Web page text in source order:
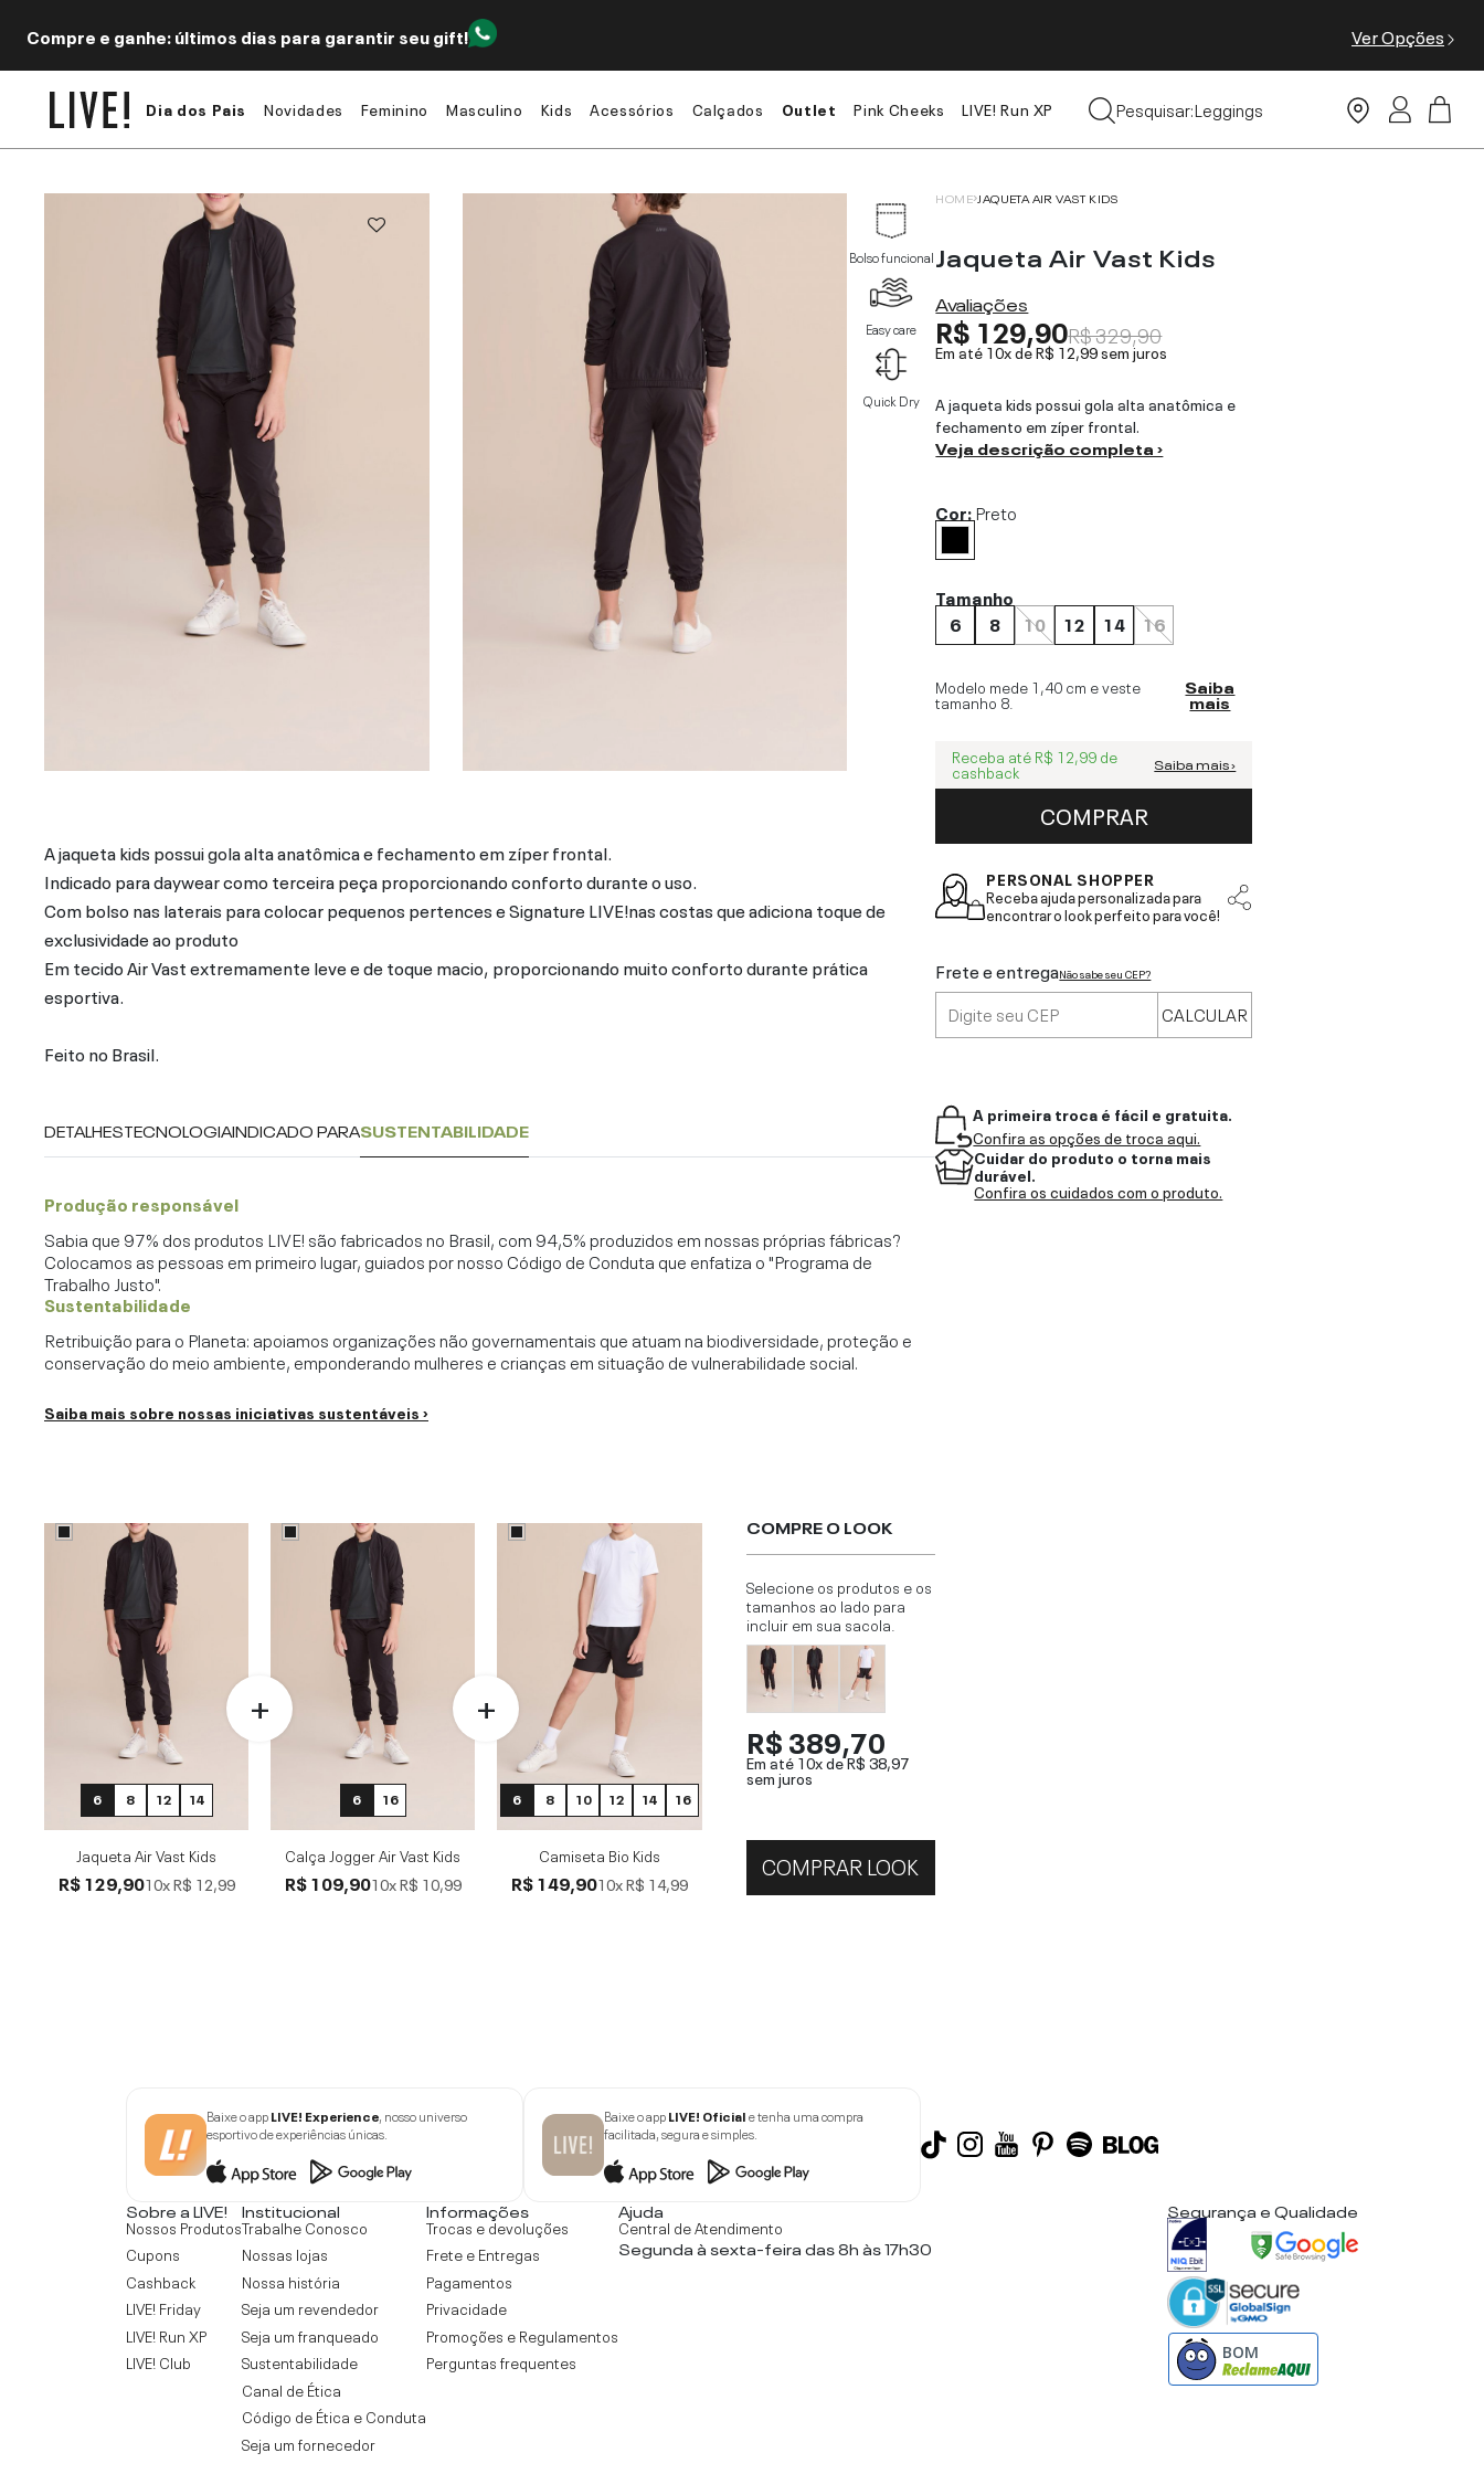
Compre e ganhe: últimos dias para garantir seu gift! Ver Opções
Dia dos Pais Novidades Feminino Masculino Kids Acessórios Calçados Outlet Pink Cheeks LIVE! Run XP
Pesquisar:
Tops
Leggings
Bolso funcional
Easy care
Quick Dry
A jaqueta kids possui gola alta anatômica e fechamento em zíper frontal.
Indicado para daywear como terceira peça proporcionando conforto durante o uso.
Com bolso nas laterais para colocar pequenos pertences e Signature LIVE!nas costas que adiciona toque de
exclusividade ao produto
Em tecido Air Vast extremamente leve e de toque macio, proporcionando muito conforto durante prática
esportiva.
Feito no Brasil.
DETALHESTECNOLOGIAINDICADO PARASUSTENTABILIDADE
Produção responsável
Sabia que 97% dos produtos LIVE! são fabricados no Brasil, com 94,5% produzidos em nossas próprias fábricas?
Colocamos as pessoas em primeiro lugar, guiados por nosso Código de Conduta que enfatiza o "Programa de
Trabalho Justo".
Sustentabilidade
Retribuição para o Planeta: apoiamos organizações não governamentais que atuam na biodiversidade, proteção e
conservação do meio ambiente, emponderando mulheres e crianças em situação de vulnerabilidade social.
Saiba mais sobre nossas iniciativas sustentáveis ›
6 8 12 14
Jaqueta Air Vast Kids
R$ 129,9010xR$ 12,99
6 16
Calça Jogger Air Vast Kids
R$ 109,9010xR$ 10,99
6 8 10 12 14 16
Camiseta Bio Kids
R$ 149,9010xR$ 14,99
COMPRE O LOOK
Selecione os produtos e os
tamanhos ao lado para
incluir em sua sacola.
R$ 389,70
Em até 10x deR$ 38,97
sem juros
COMPRAR LOOK
HOME JAQUETA AIR VAST KIDS
Jaqueta Air Vast Kids
Avaliações
R$ 129,90R$ 329,90
Em até 10x deR$ 12,99sem juros
A jaqueta kids possui gola alta anatômica e
fechamento em zíper frontal.
Veja descrição completa ›
Cor:Preto
Tamanho
6
8 10 12 14 16
Modelo mede 1,40 cm e veste
tamanho 8
Saiba
mais
Receba até R$ 12,99 de
cashback Saiba mais ›
COMPRAR
PERSONAL SHOPPER
Receba ajuda personalizada para
encontrar o look perfeito para você!
Frete e entregaNão sabe seu CEP?
CALCULAR
A primeira troca é fácil e gratuita.
Confira as opções de troca aqui.
Cuidar do produto o torna mais
durável.
Confira os cuidados com o produto.
Baixe o appLIVE! Experience, nosso universo
esportivo de experiências únicas.
Baixe o appLIVE! Oficiale tenha uma compra
facilitada, segura e simples.
Sobre a LIVE!
Nossos Produtos
Cupons
Cashback
LIVE! Friday
LIVE! Run XP
LIVE! Club
Institucional
Trabalhe Conosco
Nossas lojas
Nossa história
Seja um revendedor
Seja um franqueado
Sustentabilidade
Canal de Ética
Código de Ética e Conduta
Seja um fornecedor
Informações
Trocas e devoluções
Frete e Entregas
Pagamentos
Privacidade
Promoções e Regulamentos
Perguntas frequentes
Ajuda
Central de Atendimento
Segunda à sexta-feira das 8h às 17h30
Segurança e Qualidade
BOM